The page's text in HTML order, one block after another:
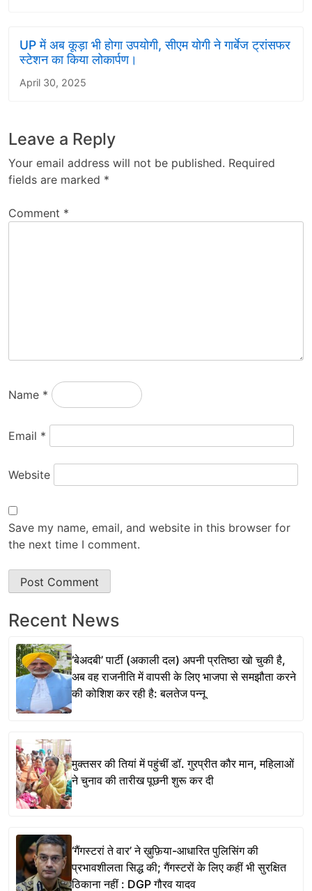
UP में अब कूड़ा भी होगा उपयोगी, सीएम योगी ने गार्बेज ट्रांसफर
स्टेशन का किया लोकार्पण।
April 30, 2025
Leave a Reply
Your email address will not be published. Required
fields are marked *
Comment *
Name *
Email *
Website
Save my name, email, and website in this browser for
the next time I comment.
Recent News
‘बेअदबी’ पार्टी (अकाली दल) अपनी प्रतिष्ठा खो चुकी है,
अब वह राजनीति में वापसी के लिए भाजपा से समझौता करने
की कोशिश कर रही है: बलतेज पन्नू
मुक्तसर की तियां में पहुंचीं डॉ. गुरप्रीत कौर मान, महिलाओं
ने चुनाव की तारीख पूछनी शुरू कर दी
‘गैंगस्टरां ते वार’ ने ख़ुफ़िया-आधारित पुलिसिंग की
प्रभावशीलता सिद्ध की; गैंगस्टरों के लिए कहीं भी सुरक्षित
ठिकाना नहीं : DGP गौरव यादव